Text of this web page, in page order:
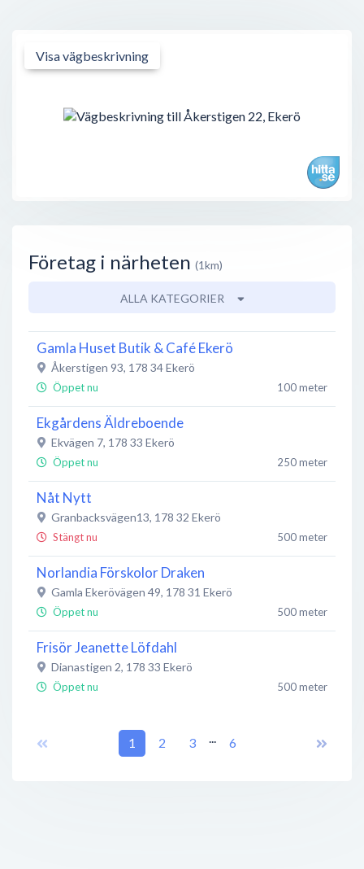
Visa vägbeskrivning
Företag i närheten (1km)
ALLA KATEGORIER
Gamla Huset Butik & Café Ekerö
Åkerstigen 93, 178 34Ekerö
Öppet nu 100 meter
Ekgårdens Äldreboende
Ekvägen 7, 178 33 Ekerö
Öppet nu 250 meter
Nåt Nytt
Granbacksvägen13, 178 32 Ekerö
Stängt nu 500 meter
Norlandia Förskolor Draken
Gamla Ekerövägen 49, 178 31 Ekerö
Öppet nu 500 meter
Frisör Jeanette Löfdahl
Dianastigen 2, 178 33 Ekerö
Öppet nu 500 meter
Auroravägen 12, 178 32 Ekerö
1 2 3 ... 6